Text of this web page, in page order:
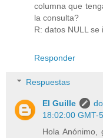
columna que
la consulta?
R: datos NULL se
Responder
Respuestas
El Guille
18:02:00 GMT-5
Hola